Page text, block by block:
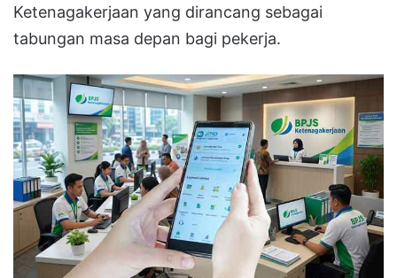
Ketenagakerjaan yang dirancang sebagai
tabungan masa depan bagi pekerja.